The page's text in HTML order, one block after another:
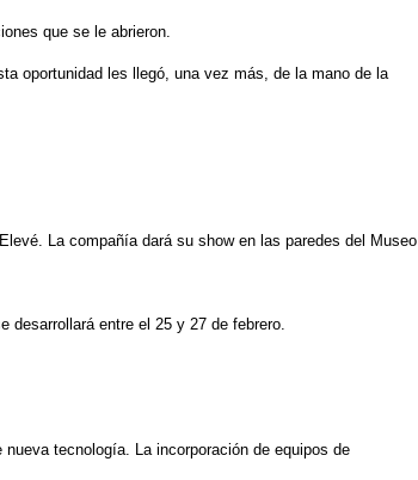
que se le abrieron.
oportunidad les llegó, una vez más, de la mano de la
La compañía dará su show en las paredes del Museo
desarrollará entre el 25 y 27 de febrero.
tecnología. La incorporación de equipos de